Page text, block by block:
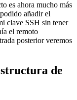
es ahora mucho más
añadir el
clave SSH sin tener
el remoto
posterior veremos
de